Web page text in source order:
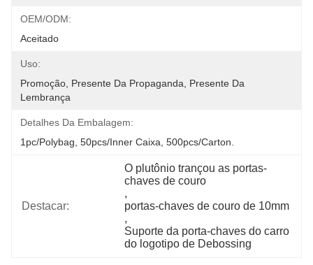
OEM/ODM:
Aceitado
Uso:
Promoção, Presente Da Propaganda, Presente Da
Lembrança
Detalhes Da Embalagem:
1pc/polybag, 50pcs/inner Caixa, 500pcs/carton.
Destacar:
O plutônio trançou as portas-
chaves de couro
,
portas-chaves de couro de 10mm
,
Suporte da porta-chaves do carro
do logotipo de Debossing